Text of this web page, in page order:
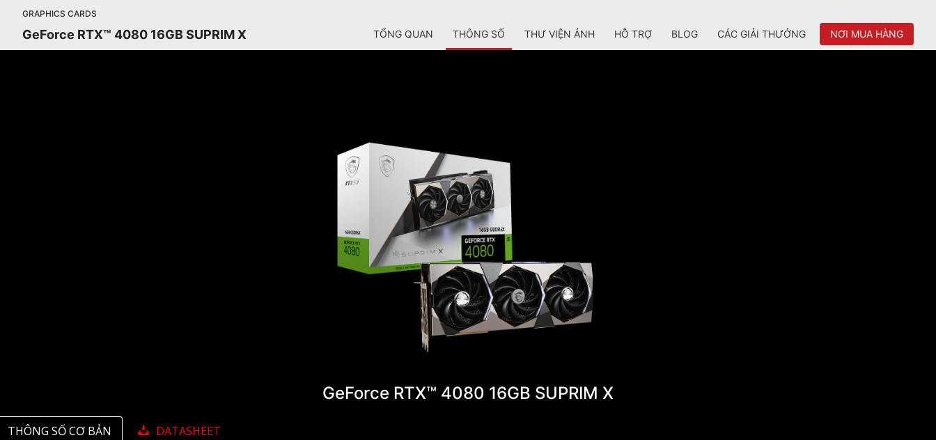
GRAPHICS CARDS
GeForce RTX™ 4080 16GB SUPRIM X TỔNG QUAN THÔNG SỐ THƯ VIỆN ẢNH HỖ TRỢ BLOG CÁC GIẢI THƯỞNG NƠI MUA HÀNG
GeForce RTX™ 4080 16GB SUPRIM X
THÔNG SỐ CƠ BẢN DATASHEET